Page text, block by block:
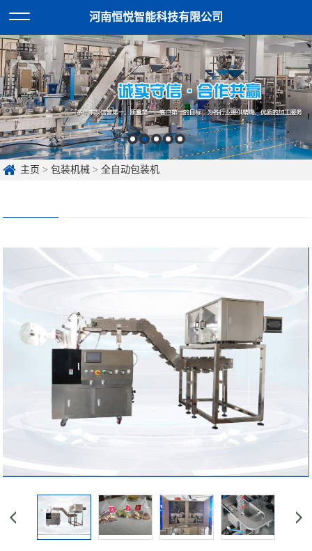
河南恒悦智能科技有限公司
主页 >包装机械 >全自动包装机